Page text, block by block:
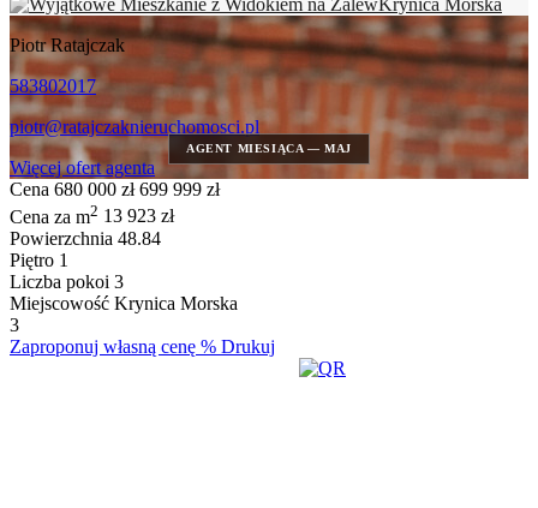
AGENT MIESIĄCA — MAJ
Piotr Ratajczak
583802017
piotr@ratajczaknieruchomosci.pl
Więcej ofertagenta
Cena 680 000 zł699 999 zł
Cena za m2 13 923 zł
Powierzchnia 48.84
Piętro 1
Liczba pokoi 3
Miejscowość Krynica Morska
3
Zaproponuj własną cenę % Drukuj